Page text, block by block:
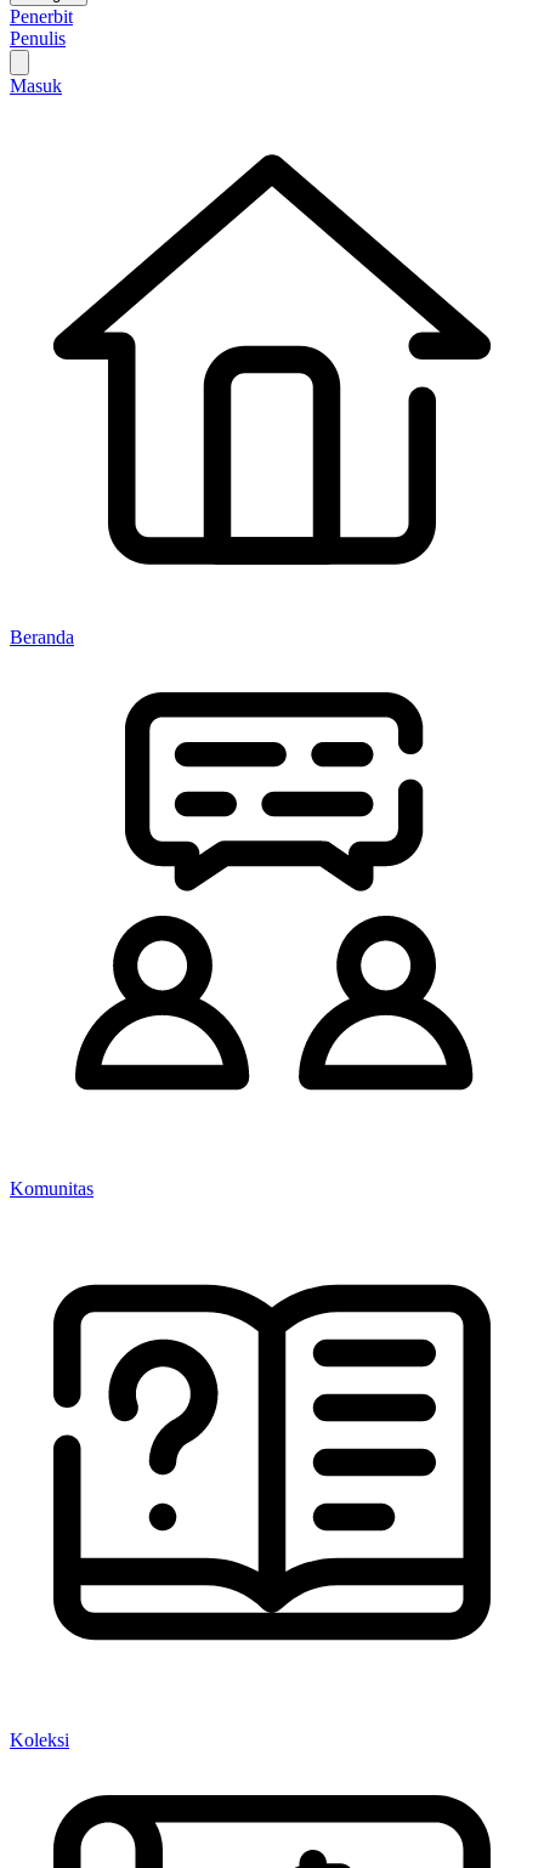
Penerbit
Penulis
Masuk
Beranda
Komunitas
Koleksi